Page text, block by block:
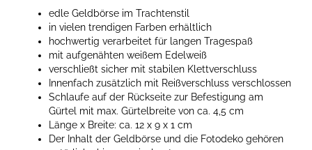
edle Geldbörse im Trachtenstil
in vielen trendigen Farben erhältlich
hochwertig verarbeitet für langen Tragespaß
mit aufgenähten weißem Edelweiß
verschließt sicher mit stabilen Klettverschluss
Innenfach zusätzlich mit Reißverschluss verschlossen
Schlaufe auf der Rückseite zur Befestigung am
Gürtel mit max. Gürtelbreite von ca. 4,5 cm
Länge x Breite: ca. 12 x 9 x 1 cm
Der Inhalt der Geldbörse und die Fotodeko gehören